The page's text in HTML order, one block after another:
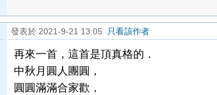
發表於 2021-9-21 13:05 只看該作者
再來一首，這首是頂真格的．
中秋月圓人團圓，
圓圓滿滿合家歡，